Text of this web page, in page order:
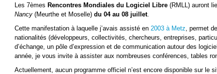
Les 7èmes Rencontres Mondiales du Logiciel Libre (RMLL) auront
Nancy (Meurthe et Moselle) du 04 au 08 juillet.
Cette manifestation à laquelle j’avais assisté en 2003 à Metz, permet
nationalités (développeurs, collectivités, chercheurs, entreprises,
d’échange, un pôle d’expression et de communication autour des
année, je vous invite à assister aux nombreuses conférences, tables
Actuellement, aucun programme officiel n’est encore disponible sur le